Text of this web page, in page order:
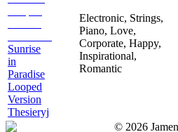
Sunrise
in
Paradise
Looped
Version
Thesieryj
Electronic, Strings,
Piano, Love,
Corporate, Happy,
Inspirational,
Romantic
© 2026